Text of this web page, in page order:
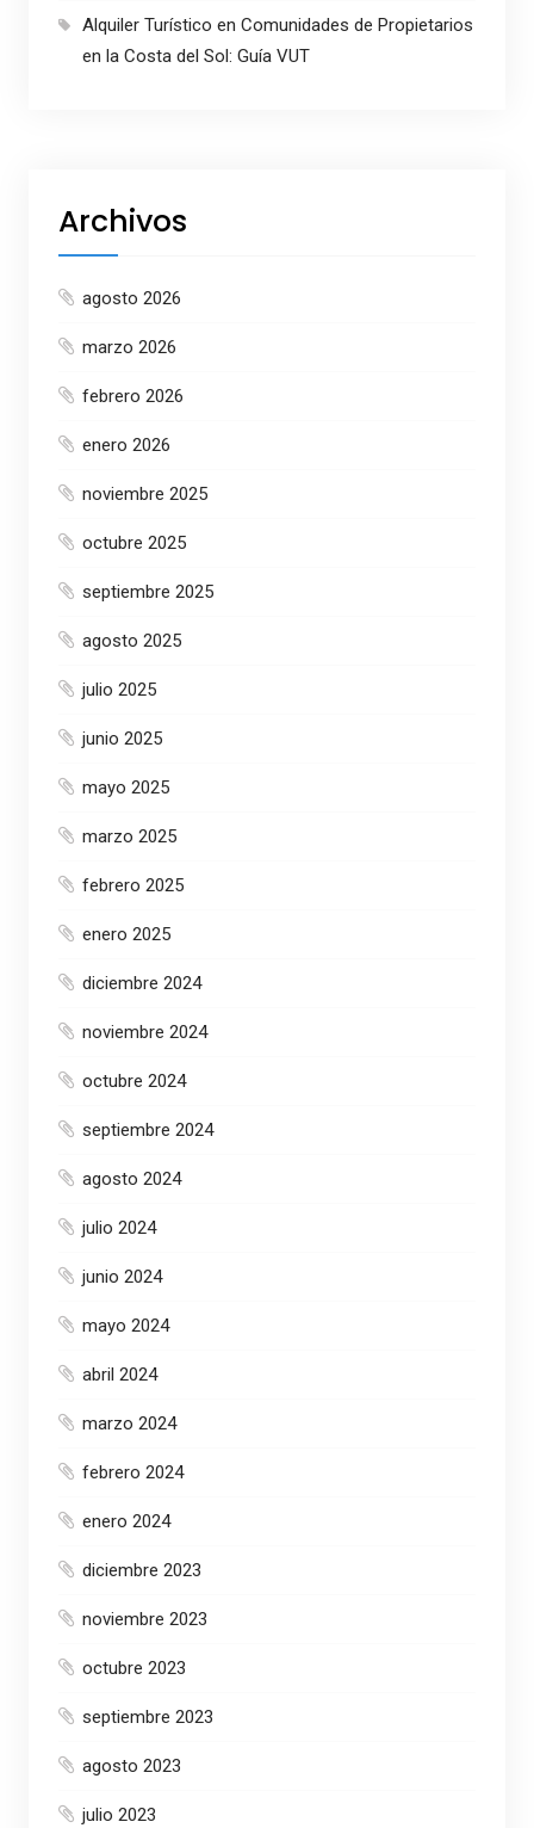
Alquiler Turístico en Comunidades de Propietarios
en la Costa del Sol: Guía VUT
Archivos
agosto 2026
marzo 2026
febrero 2026
enero 2026
noviembre 2025
octubre 2025
septiembre 2025
agosto 2025
julio 2025
junio 2025
mayo 2025
marzo 2025
febrero 2025
enero 2025
diciembre 2024
noviembre 2024
octubre 2024
septiembre 2024
agosto 2024
julio 2024
junio 2024
mayo 2024
abril 2024
marzo 2024
febrero 2024
enero 2024
diciembre 2023
noviembre 2023
octubre 2023
septiembre 2023
agosto 2023
julio 2023